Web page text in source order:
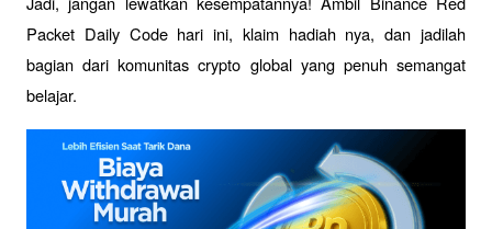
Packet Daily Code hari ini, klaim hadiah nya, dan jadilah
bagian dari komunitas crypto global yang penuh semangat
belajar.